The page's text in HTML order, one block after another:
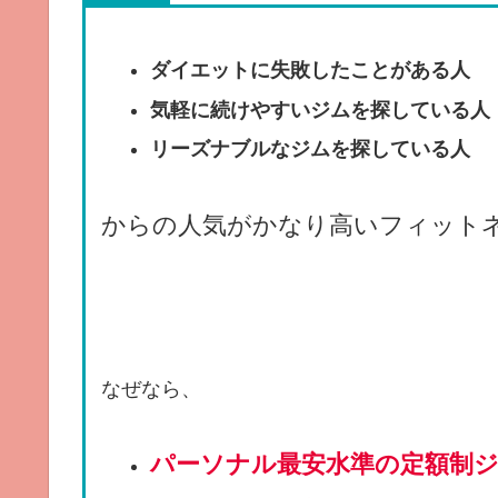
ダイエットに失敗したことがある人
気軽に続けやすいジムを探している人
リーズナブルなジムを探している人
からの人気がかなり高いフィット
なぜなら、
パーソナル最安水準の定額制